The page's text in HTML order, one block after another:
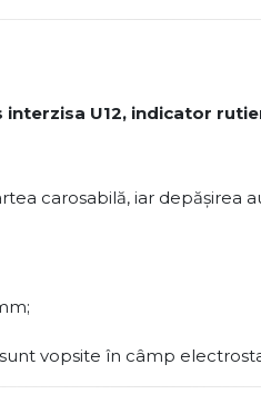
U12, indicator
carosabilă, iar depășirea
vopsite în câmp